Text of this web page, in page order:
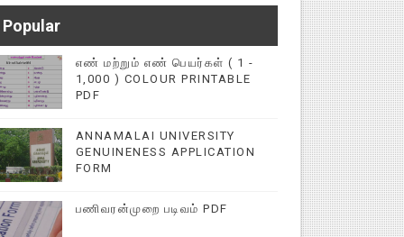
Popular
எண் மற்றும் எண் பெயர்கள் ( 1 -
1,000 ) COLOUR PRINTABLE
PDF
ANNAMALAI UNIVERSITY
GENUINENESS APPLICATION
FORM
பணிவரன்முறை படிவம் PDF